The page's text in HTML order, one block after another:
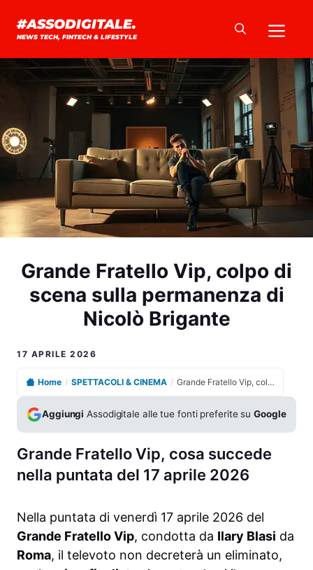
#ASSODIGITALE.
NEWS TECH, FINTECH & LIFESTYLE
Grande Fratello Vip, colpo di
scena sulla permanenza di
Nicolò Brigante
17 APRILE 2026
Home / SPETTACOLI & CINEMA / Grande Fratello Vip, colpo di scena sulla permanenza di Nicolò Brigante
Aggiungi Assodigitale alle tue fonti preferite suGoogle
Grande Fratello Vip, cosa succede
nella puntata del 17 aprile 2026
Nella puntata di venerdì 17 aprile 2026 del
Grande Fratello Vip, condotta da Ilary Blasi da
Roma, il televoto non decreterà un eliminato,